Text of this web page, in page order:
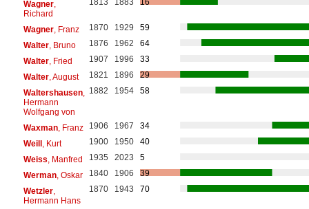
Wagner,
Richard
1813 1883 16
Wagner, Franz 1870 1929
59
Walter, Bruno 1876 1962
64
Walter, Fried 1907 1996
33
Walter, August 1821 1896
29
Waltershausen,
Hermann
Wolfgang von
1882 1954 58
Waxman, Franz 1906 1967
34
Weill , Kurt 1900 1950
40
Weiss, Manfred 1935 2023
5
Werman, Oskar 1840 1906
39
Wetzler,
Hermann Hans
1870 1943 70